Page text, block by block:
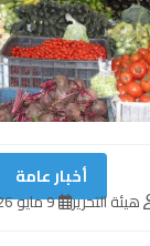
أخبار عامة
هيئة التحرير 9 مايو 2026